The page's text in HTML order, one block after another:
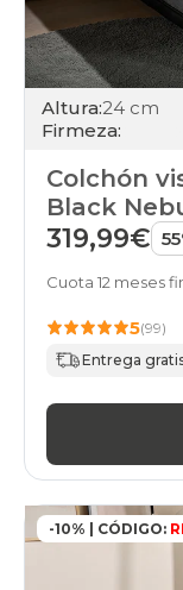
Altura:24 cm
Firmeza:
Colchón
Black
319,99€
Cuota 12 meses
5(99)
Entrega gratis
-10% | CÓDIGO: